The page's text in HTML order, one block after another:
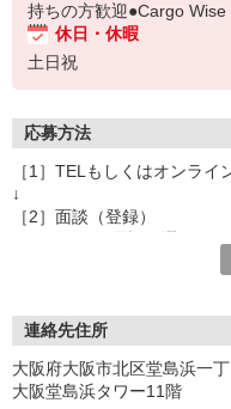
持ちの方歓迎●Cargo
休日・休暇
土日祝
応募方法
［1］TELもしくはオンライ
↓
［2］面談（登録）
［3］お仕事の紹介
ご希望条件に合うお仕事が
↓
連絡先住所
大阪府大阪市北区堂島浜一
大阪堂島浜タワー11階